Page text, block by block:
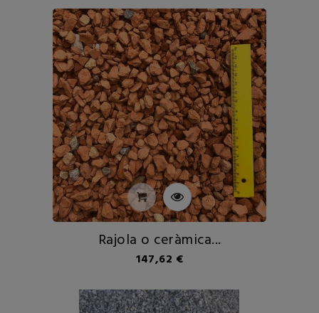
Rajola o ceràmica...
Preu
147,62 €